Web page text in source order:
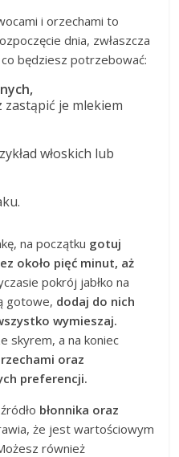
i orzechami to
dnia, zwłaszcza
będziesz potrzebować:
zastąpić je mlekiem
włoskich lub
na początku gotuj
około pięć minut, aż
pokrój jabłko na
gotowe, dodaj do nich
wymieszaj.
skyrem, a na koniec
oraz
preferencji.
błonnika oraz
że jest wartościowym
również